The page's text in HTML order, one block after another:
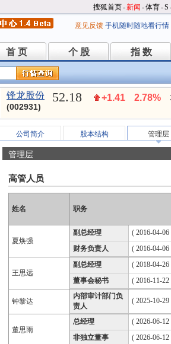
搜狐首页-新闻 -体育-S
意见反馈 手机随时随地看行情
首 页
首 页 个 股
个 股 指 数
指 数
锋龙股份
(002931)
52.18 +1.41 2.78%
公司简介 股本结构 管理层
管理层
高管人员
姓名 职务
夏焕强
副总经理
( 2016-04-
财务负责人
( 2016-04-
王思远
副总经理
( 2018-04-
董事会秘书
( 2016-11-
钟黎达
内部审计部门负
责人
( 2025-10-
董思雨
总经理
( 2026-06-
非独立董事
( 2026-06-